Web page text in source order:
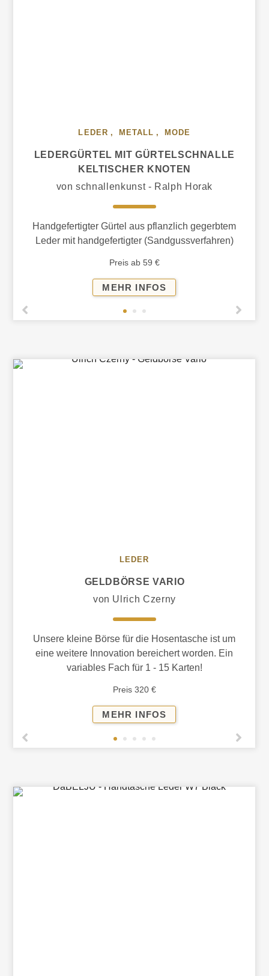
LEDER , METALL , MODE
LEDERGÜRTEL MIT GÜRTELSCHNALLE
KELTISCHER KNOTEN
von schnallenkunst - Ralph Horak
Handgefertigter Gürtel aus pflanzlich gegerbtem
Leder mit handgefertigter (Sandgussverfahren)
Preis ab 59 €
MEHR INFOS
GÜRTELSCHNALLE
LEDER
GELDBÖRSE VARIO
von Ulrich Czerny
Unsere kleine Börse für die Hosentasche ist um
eine weitere Innovation bereichert worden. Ein
variables Fach für 1 - 15 Karten!
Preis 320 €
MEHR INFOS